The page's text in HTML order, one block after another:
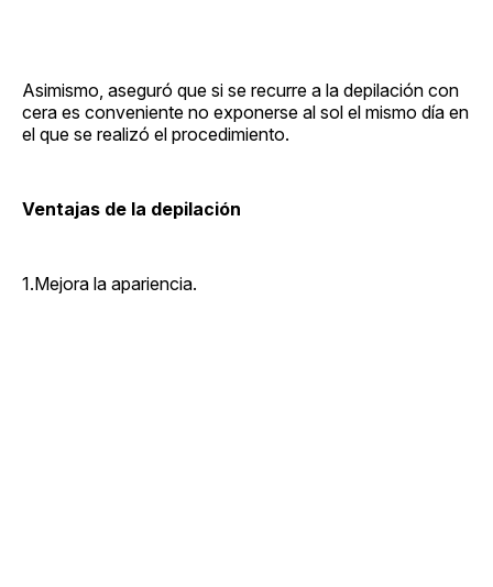
Asimismo, aseguró que si se recurre a la depilación con
cera es conveniente no exponerse al sol el mismo día en
el que se realizó el procedimiento.
Ventajas de la depilación
1.Mejora la apariencia.